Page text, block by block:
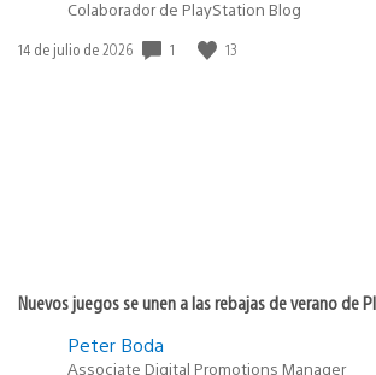
Colaborador de PlayStation Blog
Fecha
14 de julio de 2026 1 13
Nuevos juegos se unen a las rebajas de verano de
Peter Boda
Associate Digital Promotions Manager